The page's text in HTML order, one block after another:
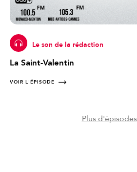
Le son de la rédaction
La Saint-Valentin
VOIR L'ÉPISODE
Plus d'épisodes